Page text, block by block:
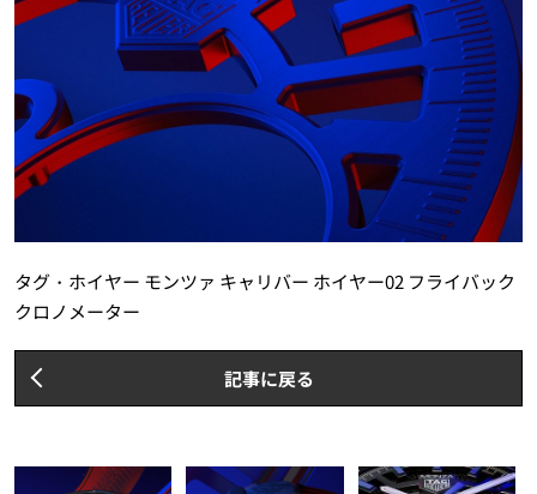
タグ・ホイヤー モンツァ キャリバー ホイヤー02 フライバック
クロノメーター
記事に戻る